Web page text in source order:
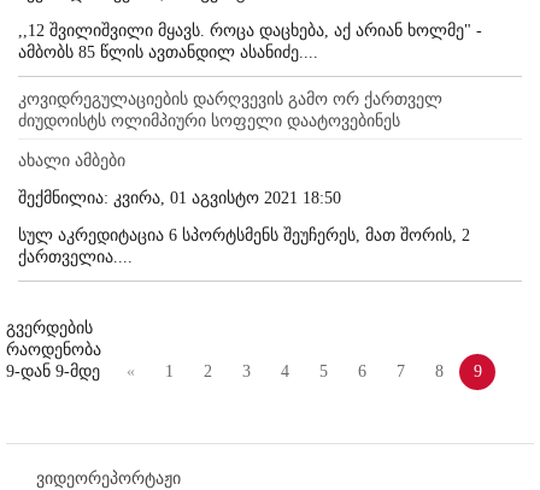
,,12 შვილიშვილი მყავს. როცა დაცხება, აქ არიან ხოლმე" -
ამბობს 85 წლის ავთანდილ ასანიძე....
კოვიდრეგულაციების დარღვევის გამო ორ ქართველ
ძიუდოისტს ოლიმპიური სოფელი დაატოვებინეს
ახალი ამბები
შექმნილია: კვირა, 01 აგვისტო 2021 18:50
სულ აკრედიტაცია 6 სპორტსმენს შეუჩერეს, მათ შორის, 2
ქართველია....
« 1 2 3 4 5 6 7 8 9
გვერდების
რაოდენობა
9-დან 9-მდე
ვიდეორეპორტაჟი